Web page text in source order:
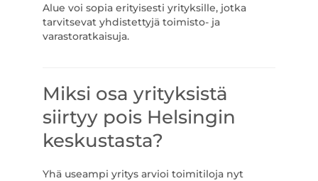
Alue voi sopia erityisesti yrityksille, jotka
tarvitsevat yhdistettyjä toimisto- ja
varastoratkaisuja.
Miksi osa yrityksistä
siirtyy pois Helsingin
keskustasta?
Yhä useampi yritys arvioi toimitiloja nyt